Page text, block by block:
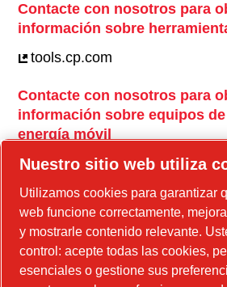
Contacte con nosotros para
información sobre
tools.cp.com
Contacte con nosotros para
información sobre equipos
energía móvil
power-technique.cp.com
Instagram
Facebook
Linkedin
Nuestro sitio web utiliza
Utilizamos cookies para garantizar
web funcione correctamente,
y mostrarle contenido relevante.
control: acepte todas las cookies,
esenciales o gestione sus